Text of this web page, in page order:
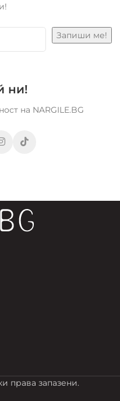
ни!
на NARGILE.BG
права запазени.